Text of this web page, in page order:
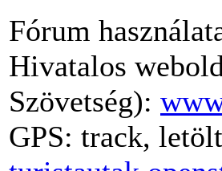
Fórum
Hivatalos
Szövetség):
GPS: track,